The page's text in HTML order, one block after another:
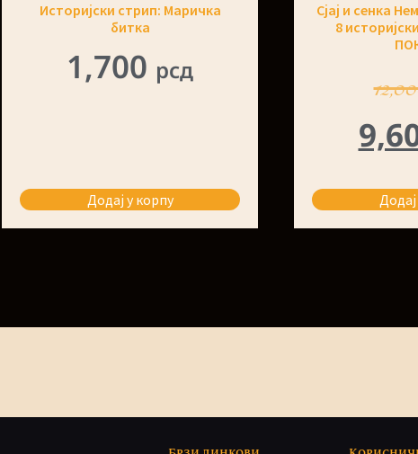
Историјски стрип: Маричка
битка
1,700 рсд
Додај у корпу
Сјај и сенка
8